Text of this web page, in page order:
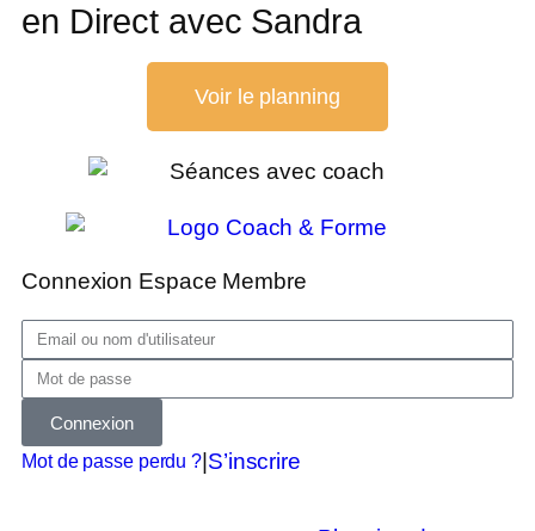
en Direct avec Sandra
Voir le planning
Connexion Espace Membre
Connexion
Mot de passe perdu ? S’inscrire